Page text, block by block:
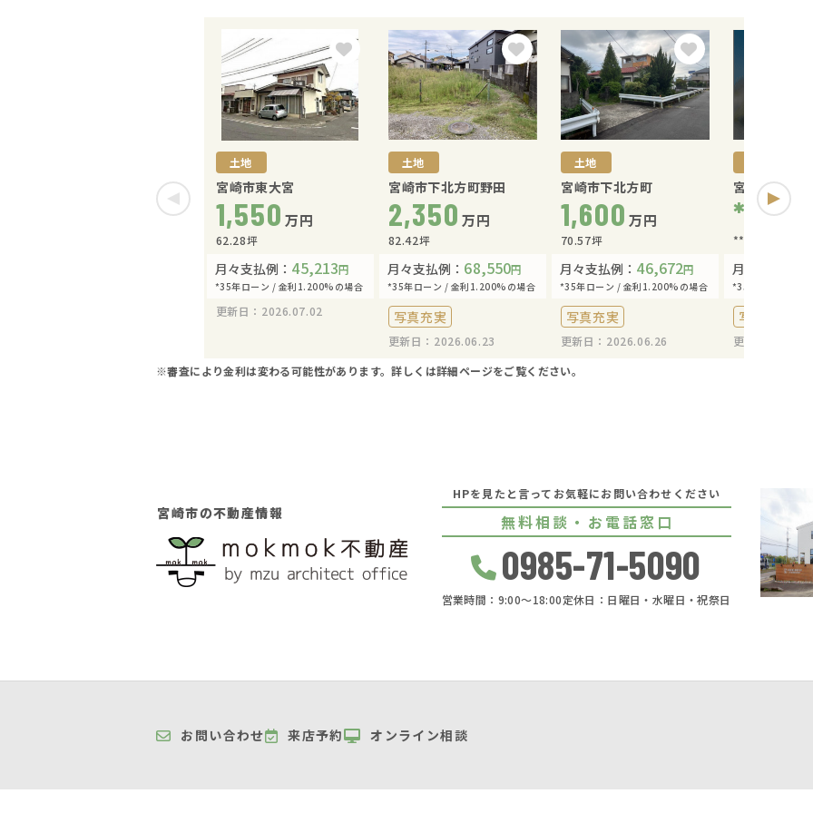
土地
宮崎市東大宮
1,550 万円
62.28坪
月々支払例： 45,213円
*35年ローン / 金利1.200%の場合
更新日：2026.07.02
土地
宮崎市下北方町野田
2,350 万円
82.42坪
月々支払例： 68,550円
*35年ローン / 金利1.200%の場合
写真充実
更新日：2026.06.23
土地
宮崎市下北方町
1,600 万円
70.57坪
月々支払例： 46,672円
*35年ローン / 金利1.200%の場合
写真充実
更新日：2026.06.26
宮崎市＊＊＊
****
**坪
月々支払例：
*35年ローン / 金
写真充実
更新日：
※審査により金利は変わる可能性があります。詳しくは詳細ページをご覧ください。
宮崎市の不動産情報
HPを見たと言ってお気軽にお問い合わせください
無料相談・お電話窓口
0985-71-5090
営業時間：9:00〜18:00定休日：日曜日・水曜日・祝祭日
お問い合わせ 来店予約 オンライン相談